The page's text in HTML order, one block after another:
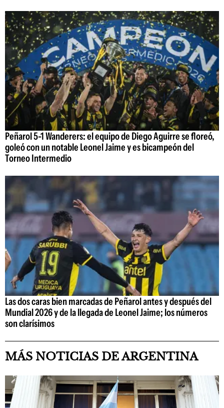
Peñarol 5-1 Wanderers: el equipo de Diego Aguirre se floreó,
goleó con un notable Leonel Jaime y es bicampeón del
Torneo Intermedio
Las dos caras bien marcadas de Peñarol antes y después del
Mundial 2026 y de la llegada de Leonel Jaime; los números
son clarísimos
MÁS NOTICIAS DE ARGENTINA